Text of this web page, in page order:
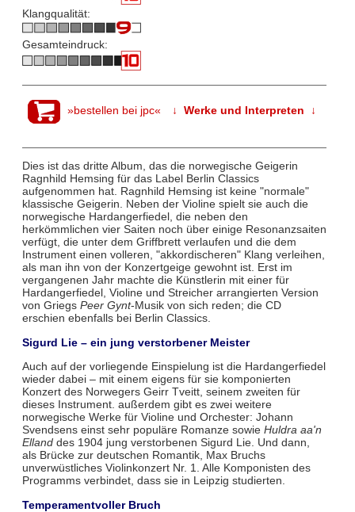
Klangqualität:
Gesamteindruck:
»bestellen bei jpc« ↓ Werke und Interpreten ↓
Dies ist das dritte Album, das die norwegische Geigerin
Ragnhild Hemsing für das Label Berlin Classics
aufgenommen hat. Ragnhild Hemsing ist keine "normale"
klassische Geigerin. Neben der Violine spielt sie auch die
norwegische Hardangerfiedel, die neben den
herkömmlichen vier Saiten noch über einige Resonanzsaiten
verfügt, die unter dem Griffbrett verlaufen und die dem
Instrument einen volleren, "akkordischeren" Klang verleihen,
als man ihn von der Konzertgeige gewohnt ist. Erst im
vergangenen Jahr machte die Künstlerin mit einer für
Hardangerfiedel, Violine und Streicher arrangierten Version
von Griegs Peer Gynt-Musik von sich reden; die CD
erschien ebenfalls bei Berlin Classics.
Sigurd Lie – ein jung verstorbener Meister
Auch auf der vorliegende Einspielung ist die Hardangerfiedel
wieder dabei – mit einem eigens für sie komponierten
Konzert des Norwegers Geirr Tveitt, seinem zweiten für
dieses Instrument. außerdem gibt es zwei weitere
norwegische Werke für Violine und Orchester: Johann
Svendsens einst sehr populäre Romanze sowie Huldra aa'n
Ellanddes 1904 jung verstorbenen Sigurd Lie. Und dann,
als Brücke zur deutschen Romantik, Max Bruchs
unverwüstliches Violinkonzert Nr. 1. Alle Komponisten des
Programms verbindet, dass sie in Leipzig studierten.
Temperamentvoller Bruch